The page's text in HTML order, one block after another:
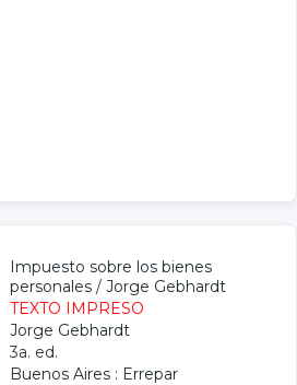
Impuesto sobre los bienes
personales / Jorge Gebhardt
TEXTO IMPRESO
Jorge Gebhardt
3a. ed.
Buenos Aires : Errepar